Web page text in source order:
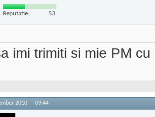
Reputatie: 53
imi trimiti si mie PM
2010, 09:44